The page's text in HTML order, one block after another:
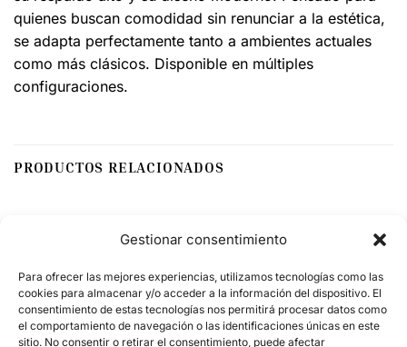
Gestionar consentimiento
Para ofrecer las mejores experiencias, utilizamos tecnologías como las
cookies para almacenar y/o acceder a la información del dispositivo. El
consentimiento de estas tecnologías nos permitirá procesar datos como
el comportamiento de navegación o las identificaciones únicas en este
sitio. No consentir o retirar el consentimiento, puede afectar
quienes buscan comodidad sin renunciar a la estética,
se adapta perfectamente tanto a ambientes actuales
como más clásicos. Disponible en múltiples
configuraciones.
PRODUCTOS RELACIONADOS